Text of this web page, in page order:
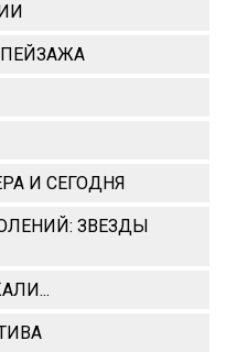
И СЕГОДНЯ
ЗВЕЗДЫ